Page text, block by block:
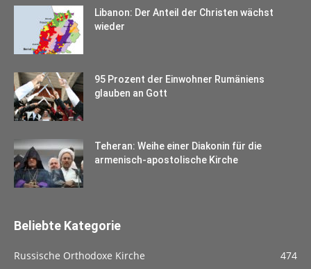
Libanon: Der Anteil der Christen wächst
wieder
95 Prozent der Einwohner Rumäniens
glauben an Gott
Teheran: Weihe einer Diakonin für die
armenisch-apostolische Kirche
Beliebte Kategorie
Russische Orthodoxe Kirche
474